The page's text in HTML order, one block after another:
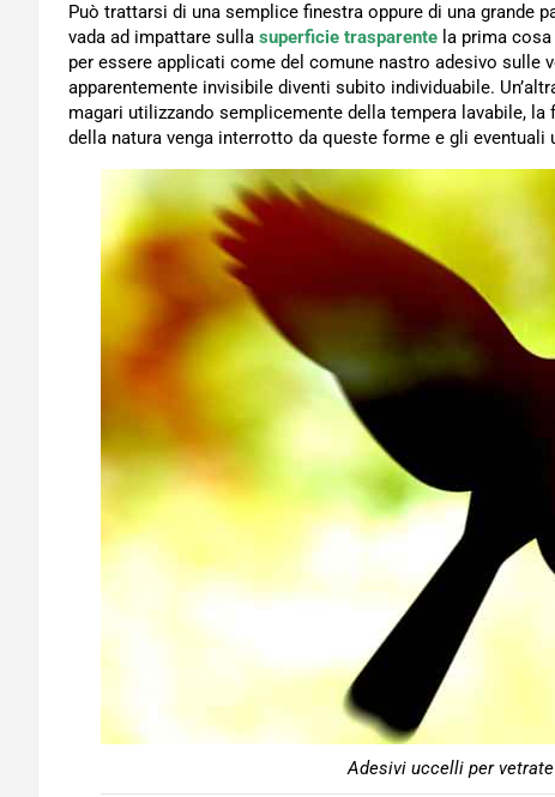
Può trattarsi di una semplice finestra oppure di una grande
vada ad impattare sulla superficie trasparente la prima
per essere applicati come del comune nastro adesivo sulle
apparentemente invisibile diventi subito individuabile.
magari utilizzando semplicemente della tempera lavabile,
della natura venga interrotto da queste forme e gli
Adesivi uccelli per